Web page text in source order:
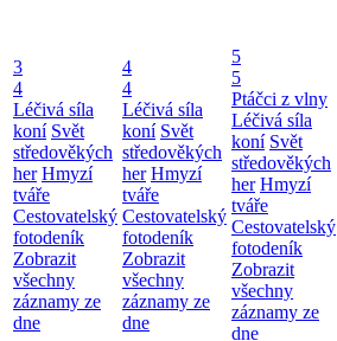
3
4
Léčivá síla
koní Svět
středověkých
her Hmyzí
tváře
Cestovatelský
fotodeník
Zobrazit
všechny
záznamy ze
dne
4
4
Léčivá síla
koní Svět
středověkých
her Hmyzí
tváře
Cestovatelský
fotodeník
Zobrazit
všechny
záznamy ze
dne
5
5
Ptáčci z vlny
Léčivá síla
koní Svět
středověkých
her Hmyzí
tváře
Cestovatelský
fotodeník
Zobrazit
všechny
záznamy ze
dne